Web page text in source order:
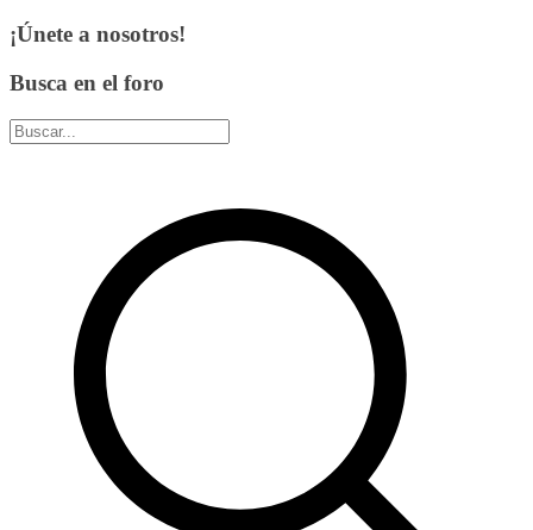
¡Únete a nosotros!
Busca en el foro